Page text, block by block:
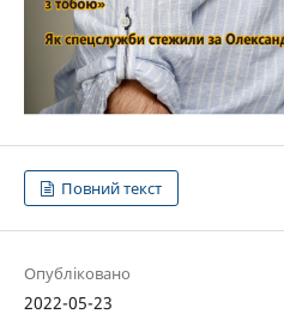
Повний текст
Опубліковано
2022-05-23